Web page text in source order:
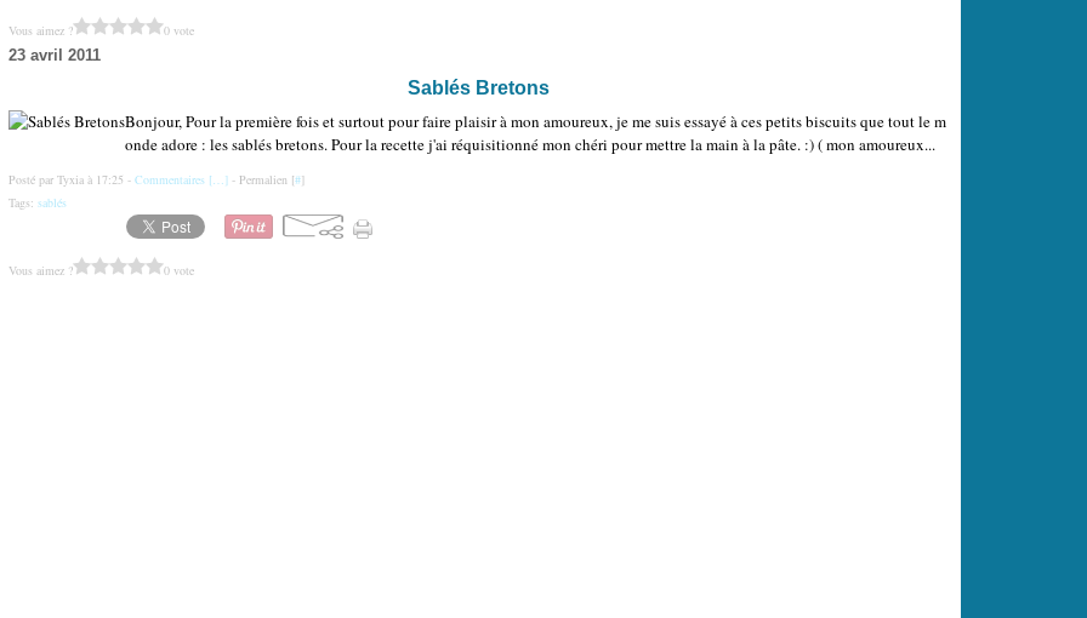
Vous aimez ? 0 vote
23 avril 2011
Sablés Bretons
Bonjour, Pour la première fois et surtout pour faire plaisir à mon amoureux, je me suis essayé à ces petits biscuits que tout le m
onde adore : les sablés bretons. Pour la recette j'ai réquisitionné mon chéri pour mettre la main à la pâte. :) ( mon amoureux...
Posté par Tyxia à 17:25 - Commentaires […]- Permalien [#]
Tags: sablés
Vous aimez ? 0 vote